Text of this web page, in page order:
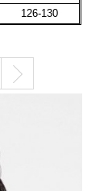
126-130